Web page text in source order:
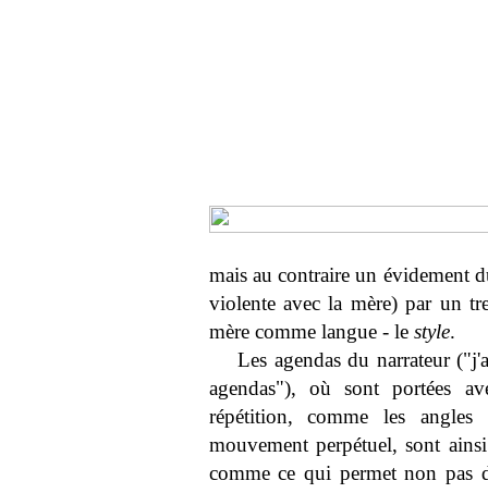
mais au contraire un évidement
violente avec la mère) par un
mère comme langue - le style.
Les agendas du narrateur
agendas"), où sont portées
répétition, comme les
mouvement perpétuel, sont
comme ce qui permet non pas